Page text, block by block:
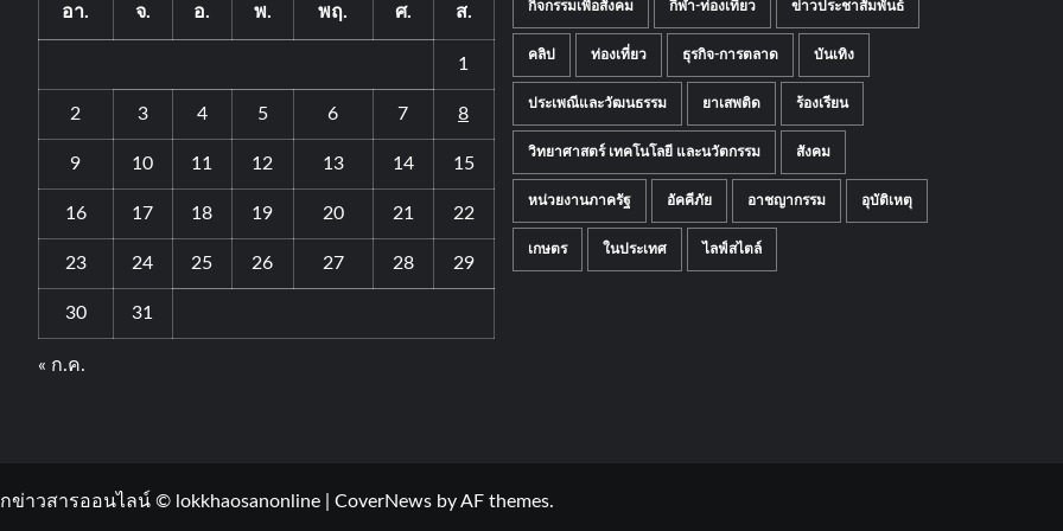
อา. จ. อ. พ. พฤ. ศ. ส.
1
2 3 4 5 6 7 8
9 10 11 12 13 14 15
16 17 18 19 20 21 22
23 24 25 26 27 28 29
30 31
« ก.ค.
กิจกรรมเพื่อสังคม กีฬา-ท่องเที่ยว ข่าวประชาสัมพันธ์
คลิป ท่องเที่ยว ธุรกิจ-การตลาด บันเทิง
ประเพณีและวัฒนธรรม ยาเสพติด ร้องเรียน
วิทยาศาสตร์ เทคโนโลยี และนวัตกรรม สังคม
หน่วยงานภาครัฐ อัคคีภัย อาชญากรรม อุบัติเหตุ
เกษตร ในประเทศ ไลฟ์สไตล์
ข่าวสารออนไลน์ © lokkhaosanonline CoverNews by AF themes.